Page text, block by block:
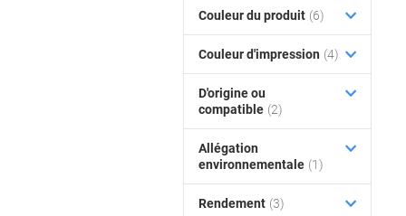
Couleur du produit (6)
Couleur d'impression (4)
D'origine ou
compatible (2)
Allégation
environnementale (1)
Rendement (3)